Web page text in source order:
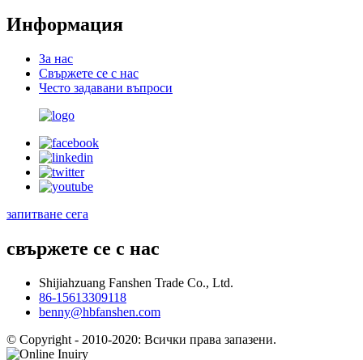
Информация
За нас
Свържете се с нас
Често задавани въпроси
запитване сега
свържете се с нас
Shijiahzuang Fanshen Trade Co., Ltd.
86-15613309118
benny@hbfanshen.com
© Copyright - 2010-2020: Всички права запазени.